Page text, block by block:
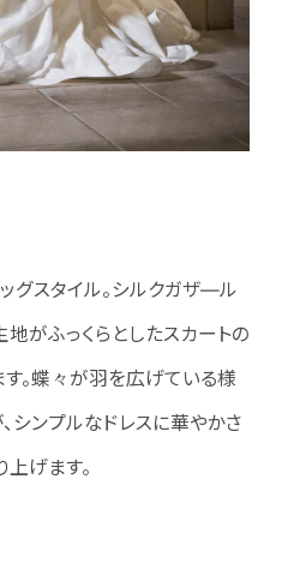
グスタイル。シルクガザ―ル
がふっくらとしたスカートの
。蝶々が羽を広げている様
シンプルなドレスに華やかさ
げます。